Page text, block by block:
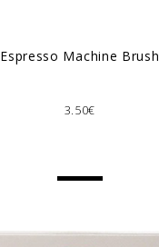
Espresso Machine Brush
3.50€